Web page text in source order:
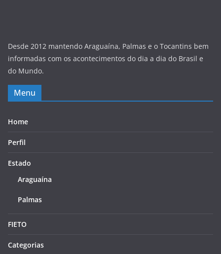
Desde 2012 mantendo Araguaína, Palmas e o Tocantins bem
informadas com os acontecimentos do dia a dia do Brasil e
do Mundo.
Menu
Home
Perfil
Estado
Araguaína
Palmas
FIETO
Categorias